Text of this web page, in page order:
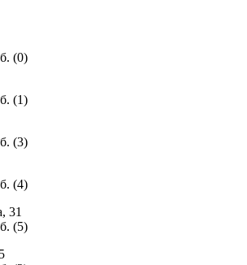
(0)
(1)
(3)
(4)
31
(5)